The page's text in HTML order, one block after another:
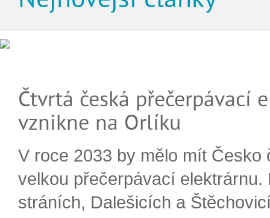
Čtvrtá česká přečerpávací
vznikne na Orlíku
V roce 2033 by mělo mít Česko
velkou přečerpávací elektrárnu.
stráních, Dalešicích a